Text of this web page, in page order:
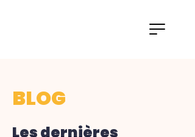
BLOG
Les dernières